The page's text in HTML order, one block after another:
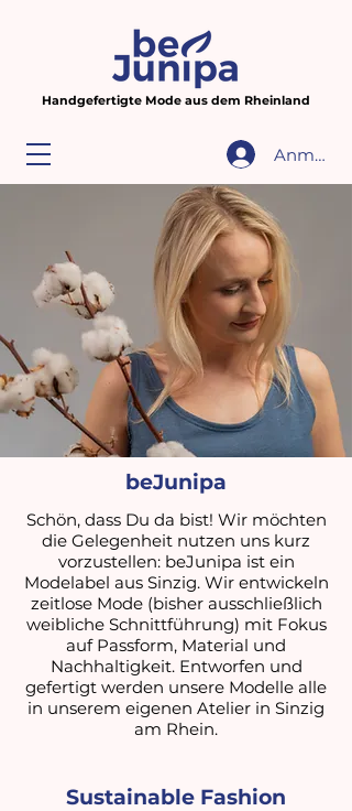
Handgefertigte Mode aus dem Rheinland
Anmelden
beJunipa
Schön, dass Du da bist! Wir möchten
die Gelegenheit nutzen uns kurz
vorzustellen: beJunipa ist ein
Modelabel aus Sinzig. Wir entwickeln
zeitlose Mode (bisher ausschließlich
weibliche Schnittführung) mit Fokus
auf Passform, Material und
Nachhaltigkeit. Entworfen und
gefertigt werden unsere Modelle alle
in unserem eigenen Atelier in Sinzig
am Rhein.
Sustainable Fashion